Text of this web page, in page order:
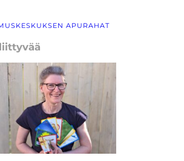
APURAHAT